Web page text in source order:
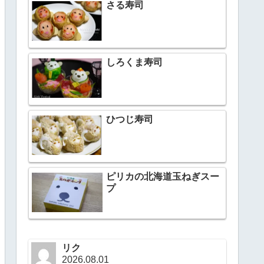
さる寿司
しろくま寿司
ひつじ寿司
ピリカの北海道玉ねぎスー
プ
リク
2026.08.01